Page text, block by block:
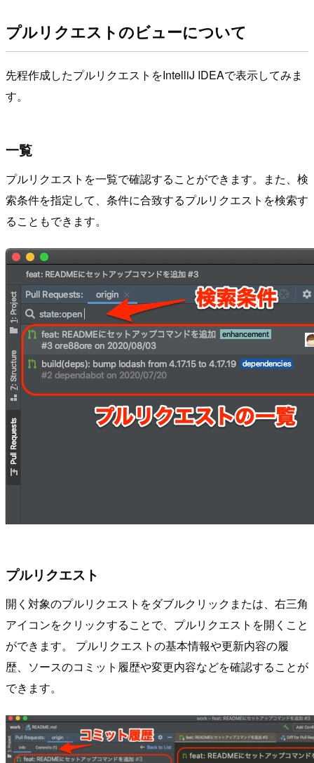
プルリクエストのビューについて
先程作成したプルリクエストをIntelliJ IDEAで表示してみま
す。
一覧
プルリクエストを一覧で確認することができます。また、検
索条件を指定して、条件に合致するプルリクエストを検索す
ることもできます。
プルリクエスト
開く対象のプルリクエストをダブルクリックまたは、右三角
アイコンをクリックすることで、プルリクエストを開くこと
ができます。 プルリクエストの基本情報や更新内容の履
歴、ソースのコミット履歴や変更内容などを確認することが
できます。